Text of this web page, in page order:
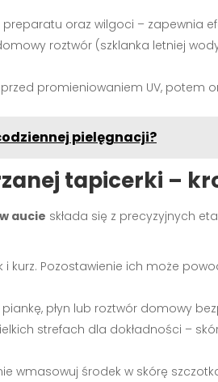
oraz wilgoci – zapewnia
roztwór (szklanka letniej
promieniowaniem UV, potem
pielęgnacji?
tapicerki –
aucie składa się z precyzyjnych
i kurz. Pozostawienie ich może
piankę, płyn lub roztwór domowy
strefach dla dokładności –
wmasowuj środek w skórę